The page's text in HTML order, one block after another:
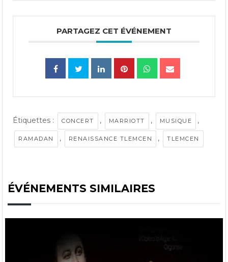
PARTAGEZ CET ÉVÉNEMENT
Étiquettes : CONCERT , MARRIOTT , MUSIQUE ,
RAMADAN , RENAISSANCE TLEMCEN , TLEMCEN
ÉVÉNEMENTS SIMILAIRES